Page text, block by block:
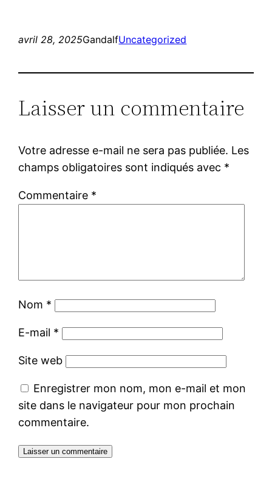
avril 28, 2025GandalfUncategorized
Laisser un commentaire
Votre adresse e-mail ne sera pas publiée. Les
champs obligatoires sont indiqués avec *
Commentaire *
Nom *
E-mail *
Site web
Enregistrer mon nom, mon e-mail et mon
site dans le navigateur pour mon prochain
commentaire.